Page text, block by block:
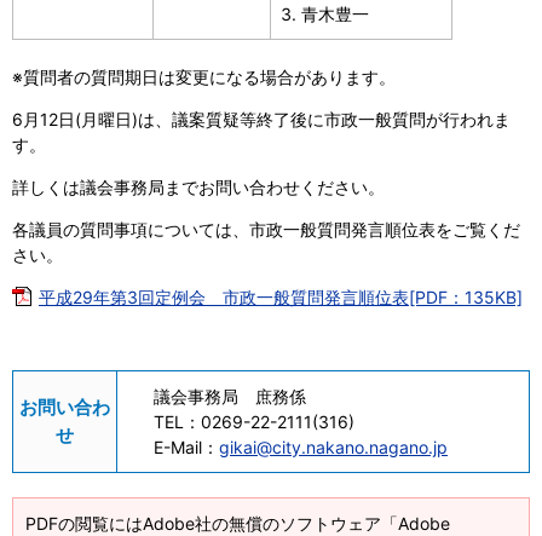
青木豊一
※質問者の質問期日は変更になる場合があります。
6月12日(月曜日)は、議案質疑等終了後に市政一般質問が行われま
す。
詳しくは議会事務局までお問い合わせください。
各議員の質問事項については、市政一般質問発言順位表をご覧くだ
さい。
平成29年第3回定例会 市政一般質問発言順位表[PDF：135KB]
お問い合わ
せ
議会事務局 庶務係
TEL： 0269-22-2111(316)
E-Mail： gikai@city.nakano.nagano.jp
PDFの閲覧にはAdobe社の無償のソフトウェア「Adobe